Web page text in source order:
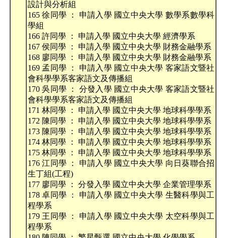
設計與分析組
165 徐同學 ： 申請入學 國立中央大學 數學系數學科
學組
166 許同學 ： 申請入學 國立中央大學 經濟學系
167 侯同學 ： 申請入學 國立中央大學 財務金融學系
168 廖同學 ： 申請入學 國立中央大學 財務金融學系
169 孟同學 ： 申請入學 國立中央大學 客家語文暨社
會科學學系客家語文及傳播組
170 吳同學 ： 分發入學 國立中央大學 客家語文暨社
會科學學系客家語文及傳播組
171 林同學 ： 申請入學 國立中央大學 地球科學學系
172 陳同學 ： 申請入學 國立中央大學 地球科學學系
173 陳同學 ： 申請入學 國立中央大學 地球科學學系
174 林同學 ： 申請入學 國立中央大學 地球科學學系
175 林同學 ： 申請入學 國立中央大學 地球科學學系
176 江同學 ： 申請入學 國立中央大學 向日葵聯合招
生丁組(工程)
177 廖同學 ： 分發入學 國立中央大學 企業管理學系
178 卓同學 ： 申請入學 國立中央大學 生醫科學與工
程學系
179 王同學 ： 申請入學 國立中央大學 太空科學與工
程學系